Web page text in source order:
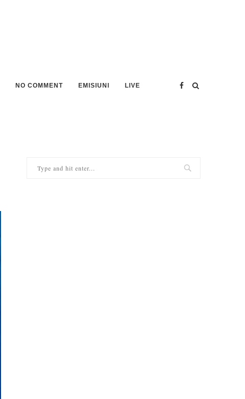
NO COMMENT EMISIUNI LIVE